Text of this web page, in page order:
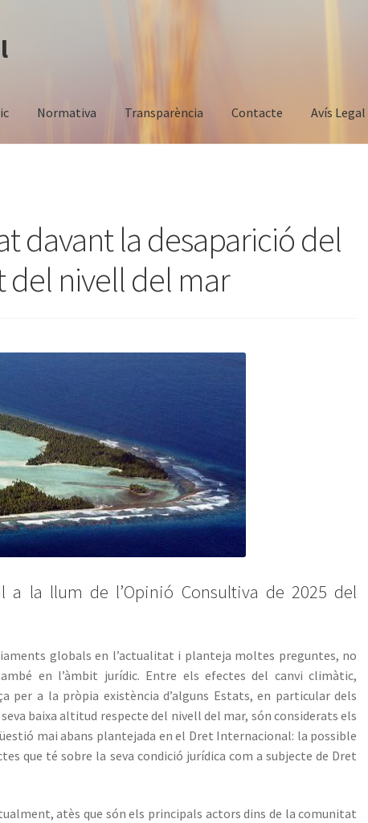
Normativa Transparència Contacte Avís Legal
davant la desaparició del
del nivell del mar
a la llum de l’Opinió Consultiva de 2025 del
globals en l’actualitat i planteja moltes preguntes, no
en l’àmbit jurídic. Entre els efectes del canvi climàtic,
per a la pròpia existència d’alguns Estats, en particular dels
baixa altitud respecte del nivell del mar, són considerats els
mai abans plantejada en el Dret Internacional: la possible
que té sobre la seva condició jurídica com a subjecte de Dret
atès que són els principals actors dins de la comunitat